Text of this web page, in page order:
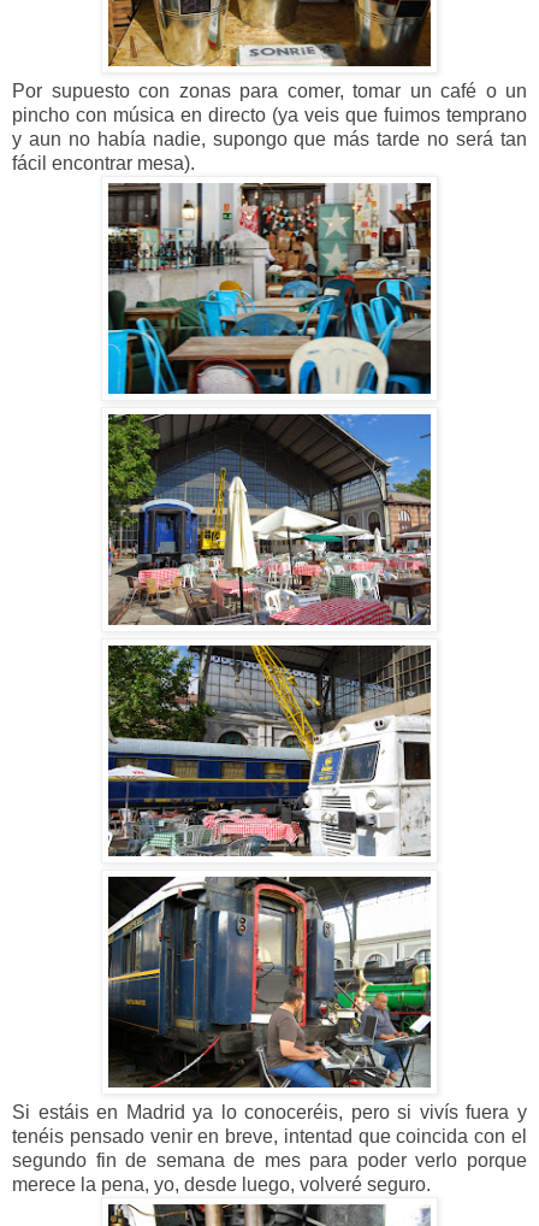
Por supuesto con zonas para comer, tomar un café o un
pincho con música en directo (ya veis que fuimos temprano
y aun no había nadie, supongo que más tarde no será tan
fácil encontrar mesa).
Si estáis en Madrid ya lo conoceréis, pero si vivís fuera y
tenéis pensado venir en breve, intentad que coincida con el
segundo fin de semana de mes para poder verlo porque
merece la pena, yo, desde luego, volveré seguro.